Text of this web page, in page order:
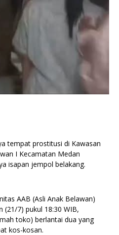
tempat prostitusi di Kawasan
I Kecamatan Medan
isapan jempol belakang.
AAB (Asli Anak Belawan)
(21/7) pukul 18:30 WIB,
toko) berlantai dua yang
kos-kosan.